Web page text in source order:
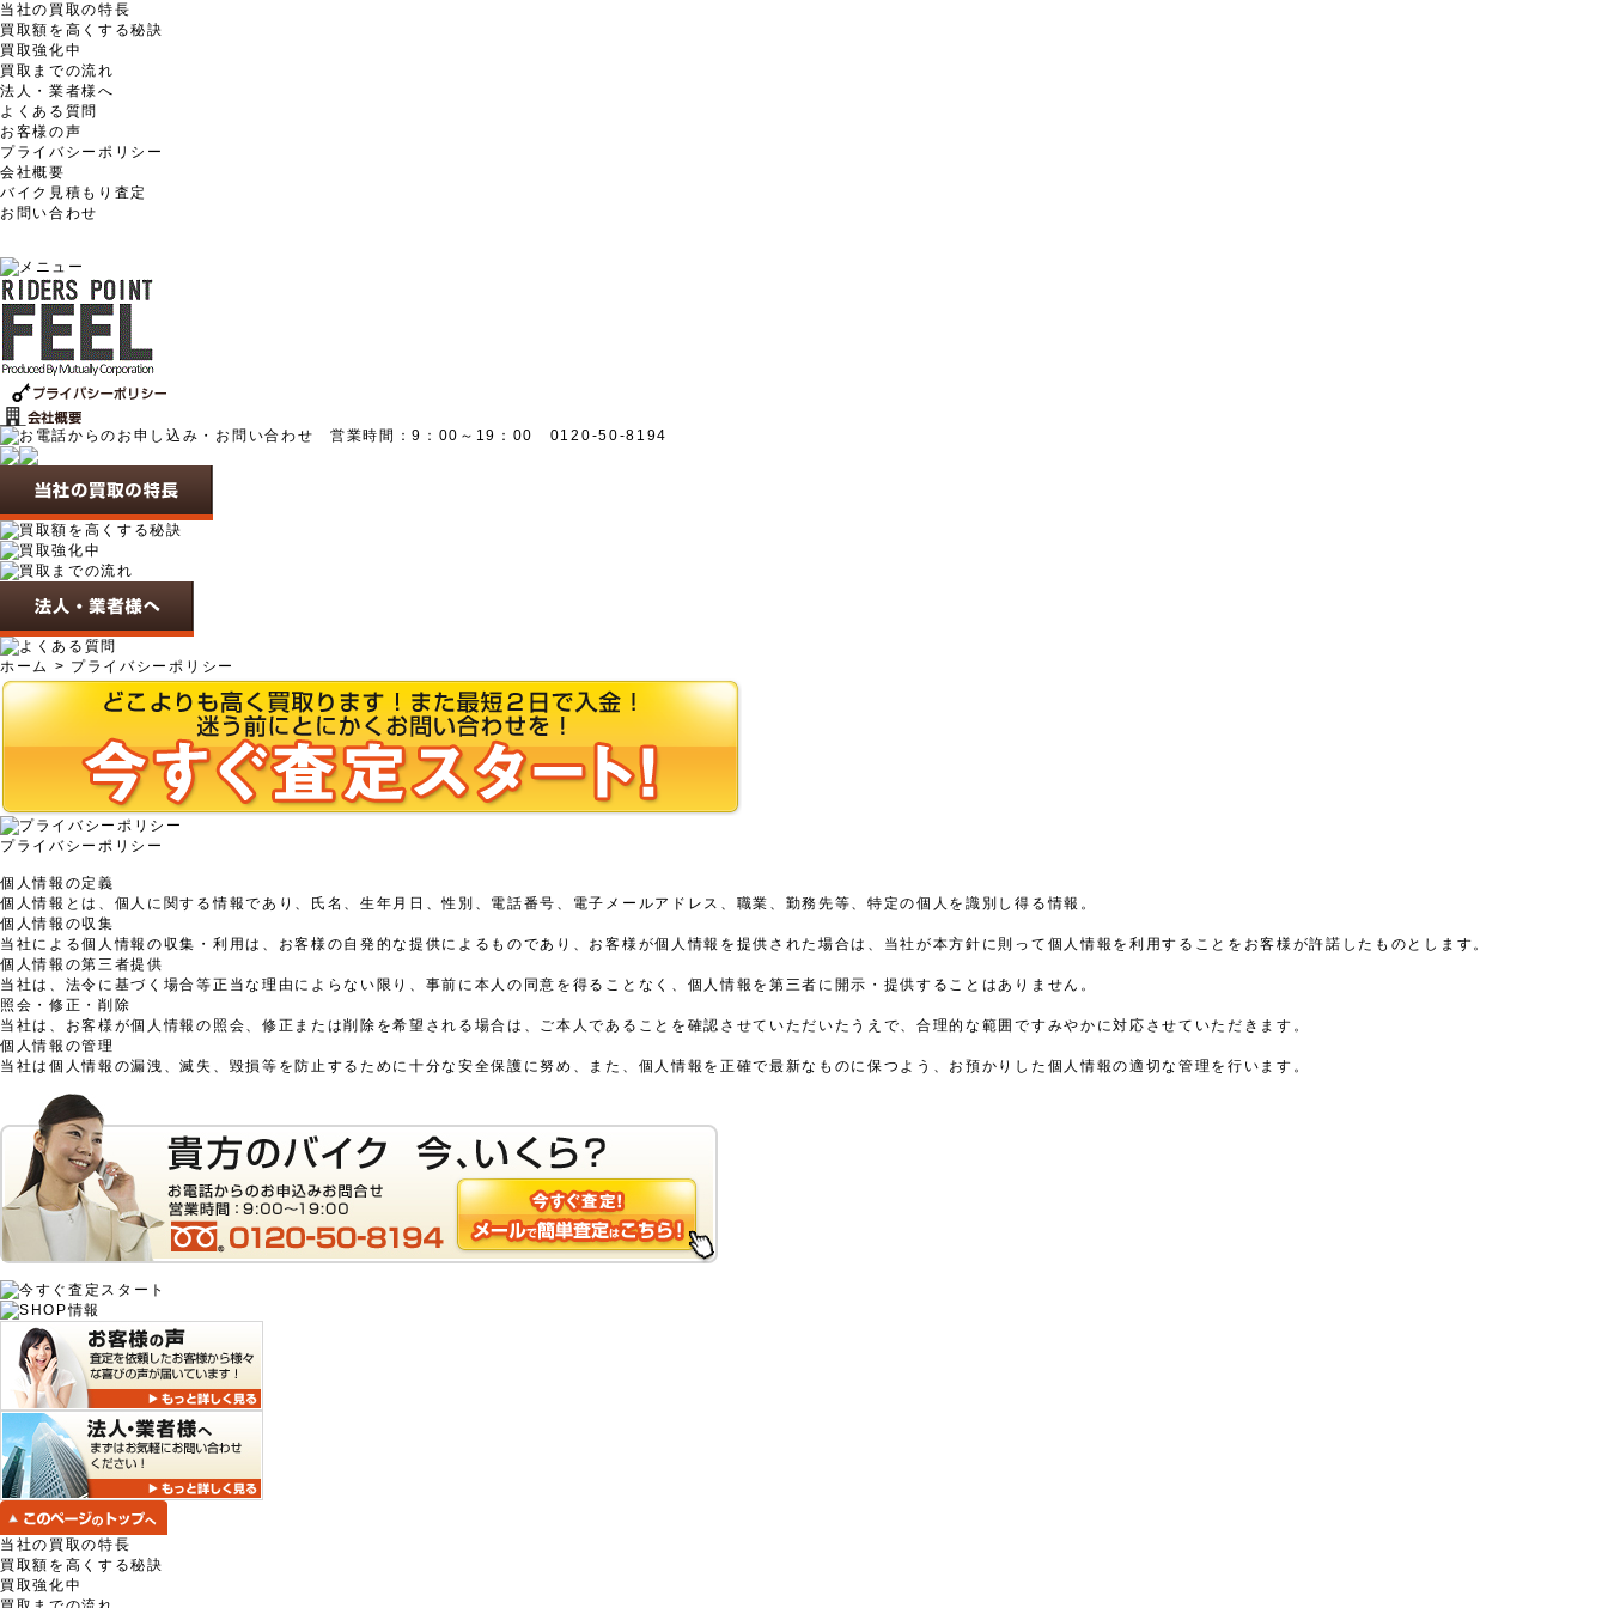
当社の買取の特長
買取額を高くする秘訣
買取強化中
買取までの流れ
法人・業者様へ
よくある質問
お客様の声
プライバシーポリシー
会社概要
バイク見積もり査定
お問い合わせ
ホーム > プライバシーポリシー
プライバシーポリシー
個人情報の定義
個人情報とは、個人に関する情報であり、氏名、生年月日、性別、電話番号、電子メールアドレス、職業、勤務先等、特定の個人を識別し得る情報。
個人情報の収集
当社による個人情報の収集・利用は、お客様の自発的な提供によるものであり、お客様が個人情報を提供された場合は、当社が本方針に則って個人情報を利用することをお客様が許諾したものとします。
個人情報の第三者提供
当社は、法令に基づく場合等正当な理由によらない限り、事前に本人の同意を得ることなく、個人情報を第三者に開示・提供することはありません。
照会・修正・削除
当社は、お客様が個人情報の照会、修正または削除を希望される場合は、ご本人であることを確認させていただいたうえで、合理的な範囲ですみやかに対応させていただきます。
個人情報の管理
当社は個人情報の漏洩、滅失、毀損等を防止するために十分な安全保護に努め、また、個人情報を正確で最新なものに保つよう、お預かりした個人情報の適切な管理を行います。
当社の買取の特長
買取額を高くする秘訣
買取強化中